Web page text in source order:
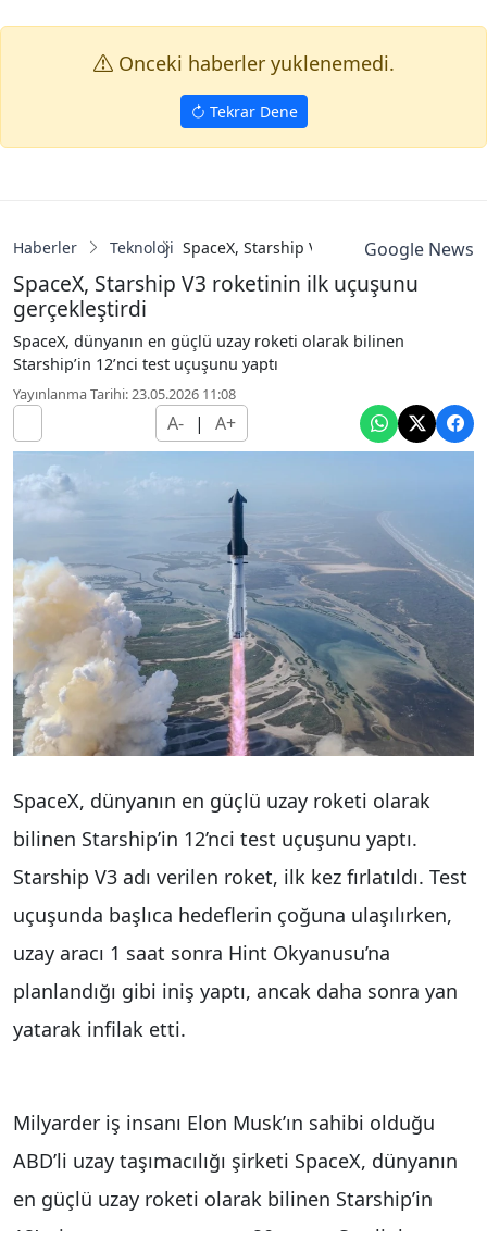
Onceki haberler yuklenemedi.
Tekrar Dene
Haberler Teknoloji SpaceX, Starship V3 roketinin ilkGoogle News
SpaceX, Starship V3 roketinin ilk uçuşunu
gerçekleştirdi
SpaceX, dünyanın en güçlü uzay roketi olarak bilinen
Starship’in 12’nci test uçuşunu yaptı
Yayınlanma Tarihi: 23.05.2026 11:08
A- | A+
SpaceX, dünyanın en güçlü uzay roketi olarak
bilinen Starship’in 12’nci test uçuşunu yaptı.
Starship V3 adı verilen roket, ilk kez fırlatıldı. Test
uçuşunda başlıca hedeflerin çoğuna ulaşılırken,
uzay aracı 1 saat sonra Hint Okyanusu’na
planlandığı gibi iniş yaptı, ancak daha sonra yan
yatarak infilak etti.
Milyarder iş insanı Elon Musk’ın sahibi olduğu
ABD’li uzay taşımacılığı şirketi SpaceX, dünyanın
en güçlü uzay roketi olarak bilinen Starship’in
12’nci test uçuşunu yaptı. 20 yapay Starlink